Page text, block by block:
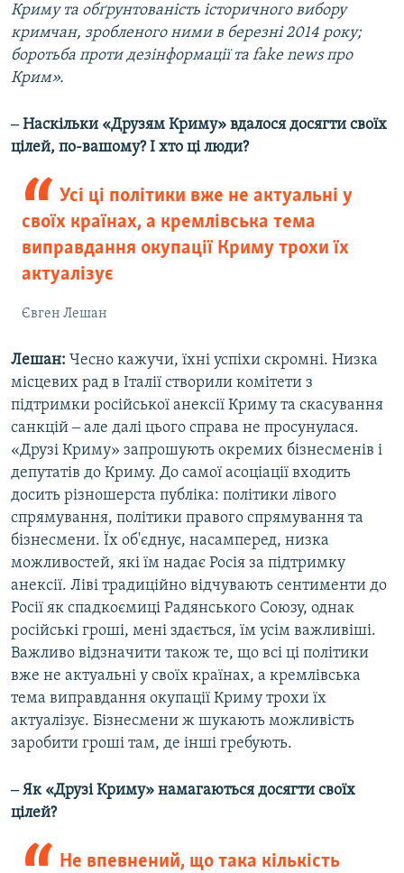
Криму та обґрунтованість історичного вибору
кримчан, зробленого ними в березні 2014 року;
боротьба проти дезінформації та fake news про
Крим».
‒ Наскільки «Друзям Криму» вдалося досягти своїх
цілей, по-вашому? І хто ці люди?
Усі ці політики вже не актуальні у
своїх країнах, а кремлівська тема
виправдання окупації Криму трохи їх
актуалізує
Євген Лешан
Лешан: Чесно кажучи, їхні успіхи скромні. Низка
місцевих рад в Італії створили комітети з
підтримки російської анексії Криму та скасування
санкцій ‒ але далі цього справа не просунулася.
«Друзі Криму» запрошують окремих бізнесменів і
депутатів до Криму. До самої асоціації входить
досить різношерста публіка: політики лівого
спрямування, політики правого спрямування та
бізнесмени. Їх об'єднує, насамперед, низка
можливостей, які їм надає Росія за підтримку
анексії. Ліві традиційно відчувають сентименти до
Росії як спадкоємиці Радянського Союзу, однак
російські гроші, мені здається, їм усім важливіші.
Важливо відзначити також те, що всі ці політики
вже не актуальні у своїх країнах, а кремлівська
тема виправдання окупації Криму трохи їх
актуалізує. Бізнесмени ж шукають можливість
заробити гроші там, де інші гребують.
‒ Як «Друзі Криму» намагаються досягти своїх
цілей?
Не впевнений, що така кількість